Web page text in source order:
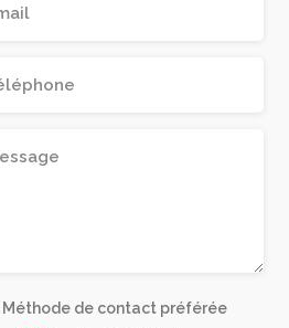
Méthode de contact préférée